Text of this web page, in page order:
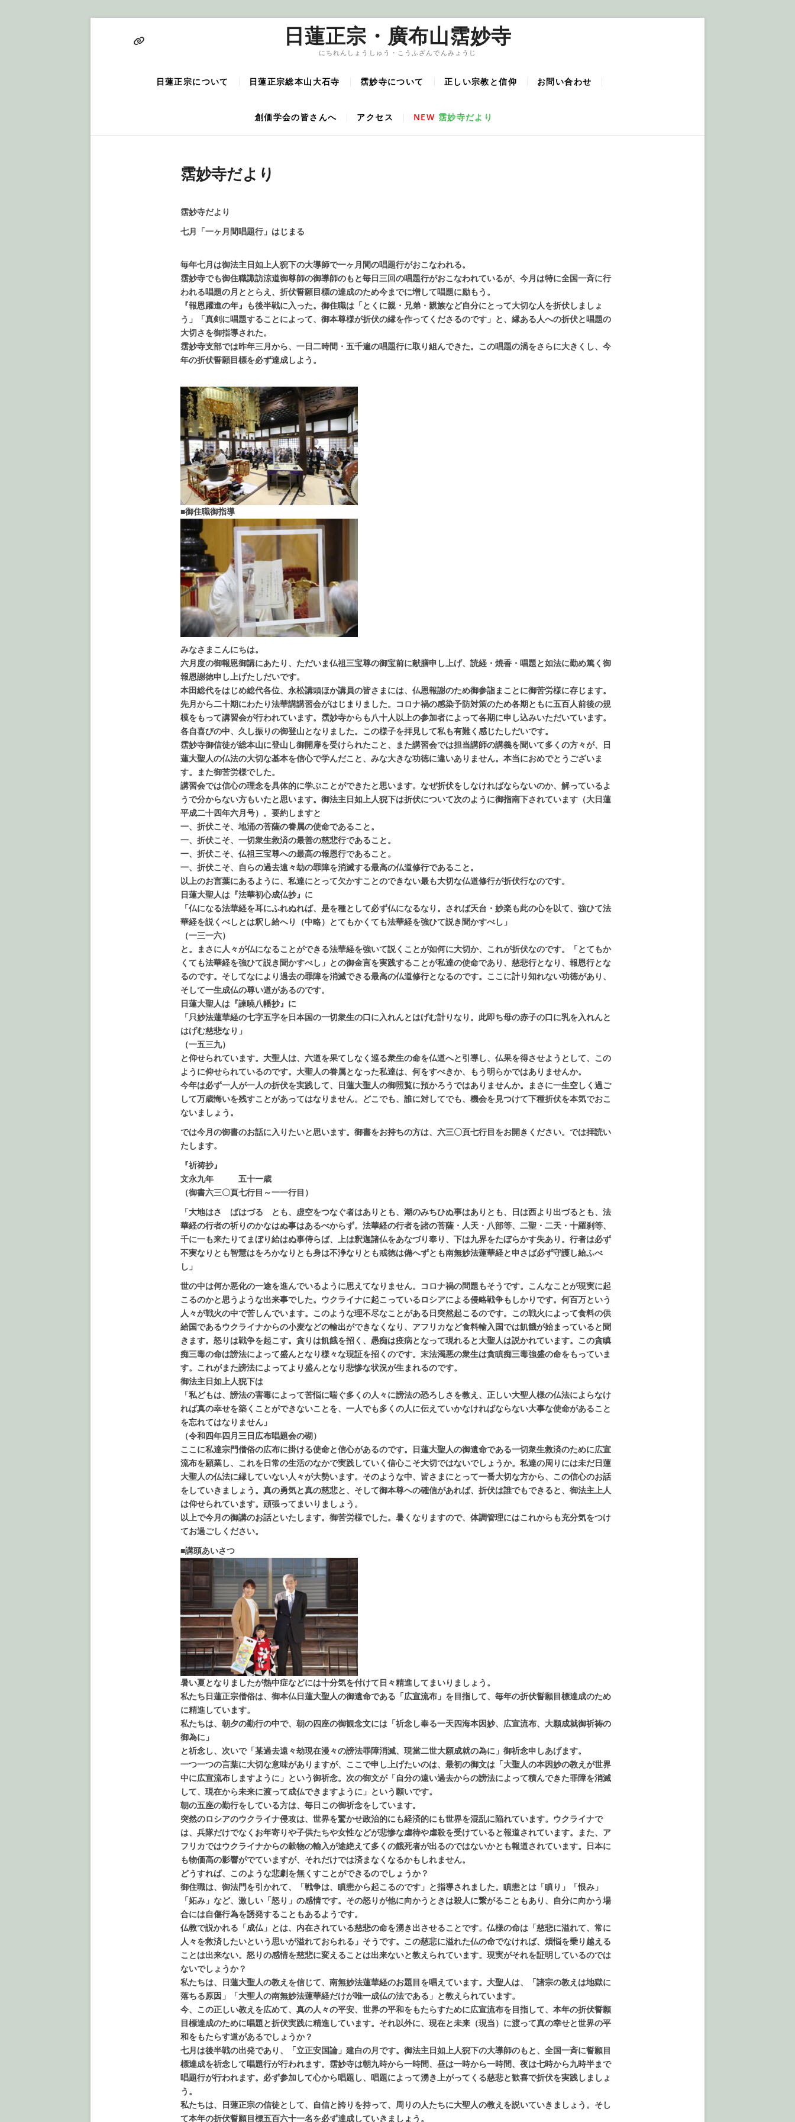
霑 日蓮正宗・廣布山霑妙寺
にちれんしょうしゅう・こうふざんでんみょうじ
日蓮正宗について 日蓮正宗総本山大石寺 霑妙寺について 正しい宗教と信仰 お問い合わせ
創価学会の皆さんへ アクセス NEW 霑妙寺だより
霑妙寺だより
霑妙寺だより
七月「一ヶ月間唱題行」はじまる
毎年七月は御法主日如上人猊下の大導師で一ヶ月間の唱題行がおこなわれる。
霑妙寺でも御住職諏訪涼道御尊師の御導師のもと毎日三回の唱題行がおこなわれているが、今月は特に全国一斉に行
われる唱題の月ととらえ、折伏誓願目標の達成のため今までに増して唱題に励もう。
『報恩躍進の年』も後半戦に入った。御住職は「とくに親・兄弟・親族など自分にとって大切な人を折伏しましょ
う」「真剣に唱題することによって、御本尊様が折伏の縁を作ってくださるのです」と、縁ある人への折伏と唱題の
大切さを御指導された。
霑妙寺支部では昨年三月から、一日二時間・五千遍の唱題行に取り組んできた。この唱題の渦をさらに大きくし、今
年の折伏誓願目標を必ず達成しよう。
■御住職御指導
みなさまこんにちは。
六月度の御報恩御講にあたり、ただいま仏祖三宝尊の御宝前に献膳申し上げ、読経・焼香・唱題と如法に勤め篤く御
報恩謝徳申し上げたしだいです。
本田総代をはじめ総代各位、永松講頭ほか講員の皆さまには、仏恩報謝のため御参詣まことに御苦労様に存じます。
先月から二十期にわたり法華講講習会がはじまりました。コロナ禍の感染予防対策のため各期ともに五百人前後の規
模をもって講習会が行われています。霑妙寺からも八十人以上の参加者によって各期に申し込みいただいています。
各自喜びの中、久し振りの御登山となりました。この様子を拝見して私も有難く感じたしだいです。
霑妙寺御信徒が総本山に登山し御開扉を受けられたこと、また講習会では担当講師の講義を聞いて多くの方々が、日
蓮大聖人の仏法の大切な基本を信心で学んだこと、みな大きな功徳に違いありません。本当におめでとうございま
す。また御苦労様でした。
講習会では信心の理念を具体的に学ぶことができたと思います。なぜ折伏をしなければならないのか、解っているよ
うで分からない方もいたと思います。御法主日如上人猊下は折伏について次のように御指南下されています（大日蓮
平成二十四年六月号）。要約しますと
一、折伏こそ、地涌の菩薩の眷属の使命であること。
一、折伏こそ、一切衆生救済の最善の慈悲行であること。
一、折伏こそ、仏祖三宝尊への最高の報恩行であること。
一、折伏こそ、自らの過去遠々劫の罪障を消滅する最高の仏道修行であること。
以上のお言葉にあるように、私達にとって欠かすことのできない最も大切な仏道修行が折伏行なのです。
日蓮大聖人は『法華初心成仏抄』に
「仏になる法華経を耳にふれぬれば、是を種として必ず仏になるなり。されば天台・妙楽も此の心を以て、強ひて法
華経を説くべしとは釈し給へり（中略）とてもかくても法華経を強ひて説き聞かすべし」
（一三一六）
と。まさに人々が仏になることができる法華経を強いて説くことが如何に大切か、これが折伏なのです。「とてもか
くても法華経を強ひて説き聞かすべし」との御金言を実践することが私達の使命であり、慈悲行となり、報恩行とな
るのです。そしてなにより過去の罪障を消滅できる最高の仏道修行となるのです。ここに計り知れない功徳があり、
そして一生成仏の尊い道があるのです。
日蓮大聖人は『諫暁八幡抄』に
「只妙法蓮華経の七字五字を日本国の一切衆生の口に入れんとはげむ計りなり。此即ち母の赤子の口に乳を入れんと
はげむ慈悲なり」
（一五三九）
と仰せられています。大聖人は、六道を果てしなく巡る衆生の命を仏道へと引導し、仏果を得させようとして、この
ように仰せられているのです。大聖人の眷属となった私達は、何をすべきか、もう明らかではありませんか。
今年は必ず一人が一人の折伏を実践して、日蓮大聖人の御照覧に預かろうではありませんか。まさに一生空しく過ご
して万歳悔いを残すことがあってはなりません。どこでも、誰に対してでも、機会を見つけて下種折伏を本気でおこ
ないましょう。
では今月の御書のお話に入りたいと思います。御書をお持ちの方は、六三〇頁七行目をお開きください。では拝読い
たします。
『祈祷抄』
文永九年 五十一歳
（御書六三〇頁七行目～一一行目）
「大地はさゝばはづるゝとも、虚空をつなぐ者はありとも、潮のみちひぬ事はありとも、日は西より出づるとも、法
華経の行者の祈りのかなはぬ事はあるべからず。法華経の行者を諸の菩薩・人天・八部等、二聖・二天・十羅刹等、
千に一も来たりてまぼり給はぬ事侍らば、上は釈迦諸仏をあなづり奉り、下は九界をたぼらかす失あり。行者は必ず
不実なりとも智慧はをろかなりとも身は不浄なりとも戒徳は備へずとも南無妙法蓮華経と申さば必ず守護し給ふべ
し」
世の中は何か悪化の一途を進んでいるように思えてなりません。コロナ禍の問題もそうです。こんなことが現実に起
こるのかと思うような出来事でした。ウクライナに起こっているロシアによる侵略戦争もしかりです。何百万という
人々が戦火の中で苦しんでいます。このような理不尽なことがある日突然起こるのです。この戦火によって食料の供
給国であるウクライナからの小麦などの輸出ができなくなり、アフリカなど食料輸入国では飢餓が始まっていると聞
きます。怒りは戦争を起こす。貪りは飢餓を招く、愚痴は疫病となって現れると大聖人は説かれています。この貪瞋
痴三毒の命は謗法によって盛んとなり様々な現証を招くのです。末法濁悪の衆生は貪瞋痴三毒強盛の命をもっていま
す。これがまた謗法によってより盛んとなり悲惨な状況が生まれるのです。
御法主日如上人猊下は
「私どもは、謗法の害毒によって苦悩に喘ぐ多くの人々に謗法の恐ろしさを教え、正しい大聖人様の仏法によらなけ
れば真の幸せを築くことができないことを、一人でも多くの人に伝えていかなければならない大事な使命があること
を忘れてはなりません」
（令和四年四月三日広布唱題会の砌）
ここに私達宗門僧俗の広布に掛ける使命と信心があるのです。日蓮大聖人の御遺命である一切衆生救済のために広宣
流布を願業し、これを日常の生活のなかで実践していく信心こそ大切ではないでしょうか。私達の周りには未だ日蓮
大聖人の仏法に縁していない人々が大勢います。そのような中、皆さまにとって一番大切な方から、この信心のお話
をしていきましょう。真の勇気と真の慈悲と、そして御本尊への確信があれば、折伏は誰でもできると、御法主上人
は仰せられています。頑張ってまいりましょう。
以上で今月の御講のお話といたします。御苦労様でした。暑くなりますので、体調管理にはこれからも充分気をつけ
てお過ごしください。
■講頭あいさつ
暑い夏となりましたが熱中症などには十分気を付けて日々精進してまいりましょう。
私たち日蓮正宗僧俗は、御本仏日蓮大聖人の御遺命である「広宣流布」を目指して、毎年の折伏誓願目標達成のため
に精進しています。
私たちは、朝夕の勤行の中で、朝の四座の御観念文には「祈念し奉る一天四海本因妙、広宣流布、大願成就御祈祷の
御為に」
と祈念し、次いで「某過去遠々劫現在漫々の謗法罪障消滅、現當二世大願成就の為に」御祈念申しあげます。
一つ一つの言葉に大切な意味がありますが、ここで申し上げたいのは、最初の御文は「大聖人の本因妙の教えが世界
中に広宣流布しますように」という御祈念。次の御文が「自分の遠い過去からの謗法によって積んできた罪障を消滅
して、現在から未来に渡って成仏できますように」という願いです。
朝の五座の勤行をしている方は、毎日この御祈念をしています。
突然のロシアのウクライナ侵攻は、世界を驚かせ政治的にも経済的にも世界を混乱に陥れています。ウクライナで
は、兵隊だけでなくお年寄りや子供たちや女性などが悲惨な虐待や虐殺を受けていると報道されています。また、ア
フリカではウクライナからの穀物の輸入が途絶えて多くの餓死者が出るのではないかとも報道されています。日本に
も物価高の影響がでていますが、それだけでは済まなくなるかもしれません。
どうすれば、このような悲劇を無くすことができるのでしょうか？
御住職は、御法門を引かれて、「戦争は、瞋恚から起こるのです」と指導されました。瞋恚とは「瞋り」「恨み」
「妬み」など、激しい「怒り」の感情です。その怒りが他に向かうときは殺人に繋がることもあり、自分に向かう場
合には自傷行為を誘発することもあるようです。
仏教で説かれる「成仏」とは、内在されている慈悲の命を湧き出させることです。仏様の命は「慈悲に溢れて、常に
人々を救済したいという思いが溢れておられる」そうです。この慈悲に溢れた仏の命でなければ、煩悩を乗り越える
ことは出来ない。怒りの感情を慈悲に変えることは出来ないと教えられています。現実がそれを証明しているのでは
ないでしょうか？
私たちは、日蓮大聖人の教えを信じて、南無妙法蓮華経のお題目を唱えています。大聖人は、「諸宗の教えは地獄に
落ちる原因」「大聖人の南無妙法蓮華経だけが唯一成仏の法である」と教えられています。
今、この正しい教えを広めて、真の人々の平安、世界の平和をもたらすために広宣流布を目指して、本年の折伏誓願
目標達成のために唱題と折伏実践に精進しています。それ以外に、現在と未来（現当）に渡って真の幸せと世界の平
和をもたらす道があるでしょうか？
七月は後半戦の出発であり、「立正安国論」建白の月です。御法主日如上人猊下の大導師のもと、全国一斉に誓願目
標達成を祈念して唱題行が行われます。霑妙寺は朝九時から一時間、昼は一時から一時間、夜は七時から九時半まで
唱題行が行われます。必ず参加して心から唱題し、唱題によって湧き上がってくる慈悲と歓喜で折伏を実践しましょ
う。
私たちは、日蓮正宗の信徒として、自信と誇りを持って、周りの人たちに大聖人の教えを説いていきましょう。そし
て本年の折伏誓願目標五百六十一名を必ず達成していきましょう。